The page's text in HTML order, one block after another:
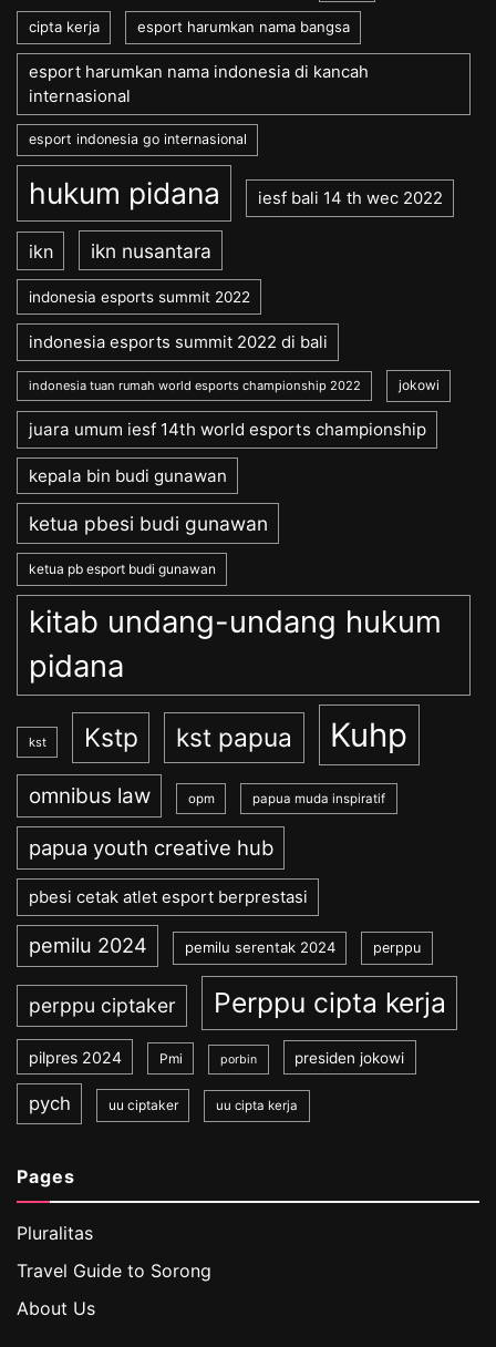
cipta kerja esport harumkan nama bangsa
esport harumkan nama indonesia di kancah
internasional
esport indonesia go internasional
hukum pidana iesf bali 14 th wec 2022
ikn ikn nusantara
indonesia esports summit 2022
indonesia esports summit 2022 di bali
indonesia tuan rumah world esports championship 2022 jokowi
juara umum iesf 14th world esports championship
kepala bin budi gunawan
ketua pbesi budi gunawan
ketua pb esport budi gunawan
kitab undang-undang hukum
pidana
kst Kstp kst papua Kuhp
omnibus law opm papua muda inspiratif
papua youth creative hub
pbesi cetak atlet esport berprestasi
pemilu 2024 pemilu serentak 2024 perppu
perppu ciptaker Perppu cipta kerja
pilpres 2024 Pmi porbin presiden jokowi
pych uu ciptaker uu cipta kerja
Pages
Pluralitas
Travel Guide to Sorong
About Us